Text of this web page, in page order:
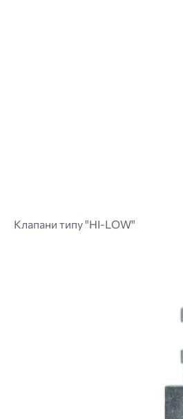
Клапани типу "HI-LOW"